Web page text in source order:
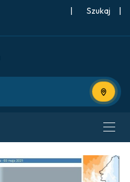
| |
Użyj